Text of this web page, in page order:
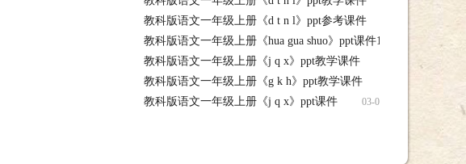
ppt教学课件课件下载
教科版语文一年级上册《d t n l》ppt参考课件
ppt参考课件课件下载
教科版语文一年级上册《hua gua shuo》ppt课件1 03-03 教科
《hua gua shuo》ppt课件1课件下载
教科版语文一年级上册《j q x》ppt教学课件
学课件课件下载
教科版语文一年级上册《g k h》ppt教学课件
教学课件课件下载
教科版语文一年级上册《j q x》ppt课件 03-03 教科版语文一年